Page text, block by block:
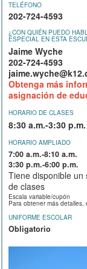
TELÉFONO
202-724-4593
¿CON QUIÉN PUEDO
ESPECIAL EN ESTA
Jaime Wyche
202-724-4593
Obtenga más
asignación de
HORARIO DE CLASES
8:30 a.m.-3:30 p.m.
HORARIO AMPLIADO
7:00 a.m.-8:10 a.m.
3:30 p.m.-6:00 p.m.
Tiene disponible
de clases
Escala variable/cupón
Para obtener más
UNIFORME ESCOLAR
Obligatorio